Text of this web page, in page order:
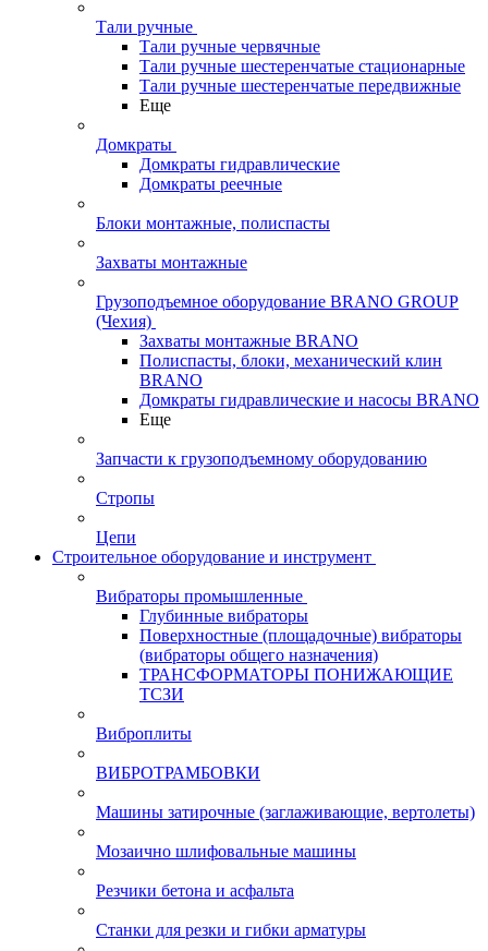
Тали ручные
Тали ручные червячные
Тали ручные шестеренчатые стационарные
Тали ручные шестеренчатые передвижные
Еще
Домкраты
Домкраты гидравлические
Домкраты реечные
Блоки монтажные, полиспасты
Захваты монтажные
Грузоподъемное оборудование BRANO GROUP
(Чехия)
Захваты монтажные BRANO
Полиспасты, блоки, механический клин
BRANO
Домкраты гидравлические и насосы BRANO
Еще
Запчасти к грузоподъемному оборудованию
Стропы
Цепи
Строительное оборудование и инструмент
Вибраторы промышленные
Глубинные вибраторы
Поверхностные (площадочные) вибраторы
(вибраторы общего назначения)
ТРАНСФОРМАТОРЫ ПОНИЖАЮЩИЕ
ТСЗИ
Виброплиты
ВИБРОТРАМБОВКИ
Машины затирочные (заглаживающие, вертолеты)
Мозаично шлифовальные машины
Резчики бетона и асфальта
Станки для резки и гибки арматуры